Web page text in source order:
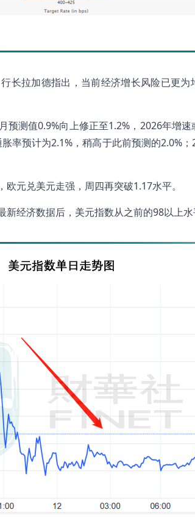
长拉加德指出，当前经济增长风险已更为
测值0.9%向上修正至1.2%，2026年增
率预计为2.1%，稍高于此前预测的2.0%
元兑美元走强，周四再突破1.17水平。
经济数据后，美元指数从之前的98以上水